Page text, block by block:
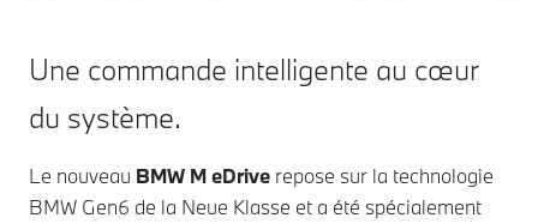
Une commande intelligente au cœur
du système.
Le nouveau BMW M eDrive repose sur la technologie
BMW Gen6 de la Neue Klasse et a été spécialement